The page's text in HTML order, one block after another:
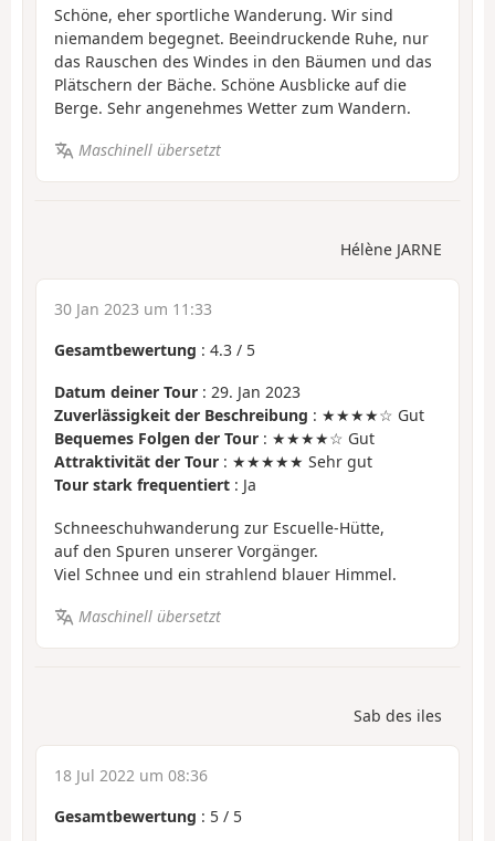
Schöne, eher sportliche Wanderung. Wir sind
niemandem begegnet. Beeindruckende Ruhe, nur
das Rauschen des Windes in den Bäumen und das
Plätschern der Bäche. Schöne Ausblicke auf die
Berge. Sehr angenehmes Wetter zum Wandern.
Maschinell übersetzt
Hélène JARNE
30 Jan 2023 um 11:33
Gesamtbewertung : 4.3 / 5
Datum deiner Tour : 29. Jan 2023
Zuverlässigkeit der Beschreibung : ★★★★☆ Gut
Bequemes Folgen der Tour : ★★★★☆ Gut
Attraktivität der Tour : ★★★★★ Sehr gut
Tour stark frequentiert : Ja
Schneeschuhwanderung zur Escuelle-Hütte,
auf den Spuren unserer Vorgänger.
Viel Schnee und ein strahlend blauer Himmel.
Maschinell übersetzt
Sab des iles
18 Jul 2022 um 08:36
Gesamtbewertung : 5 / 5